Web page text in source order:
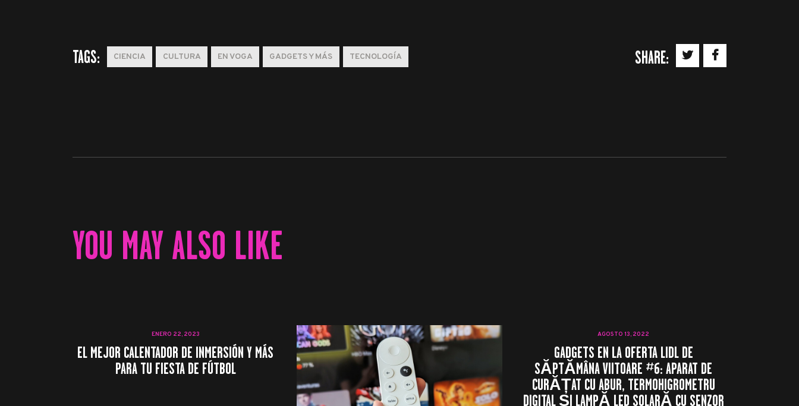
TAGS: CIENCIA CULTURA EN VOGA GADGETS Y MÁS TECNOLOGÍA SHARE:
YOU MAY ALSO LIKE
ENERO 22, 2023
EL MEJOR CALENTADOR DE INMERSIÓN Y MÁS
PARA TU FIESTA DE FÚTBOL
AGOSTO 13, 2022
GADGETS EN LA OFERTA LIDL DE
SĂPTĂMÂNA VIITOARE #6: APARAT DE
CURĂȚAT CU ABUR, TERMOHIGROMETRU
DIGITAL ȘI LAMPĂ LED SOLARĂ CU SENZOR